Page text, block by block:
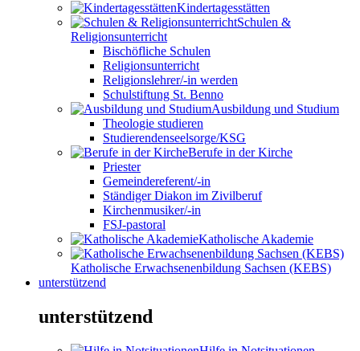
Kindertagesstätten
Schulen &
Religionsunterricht
Bischöfliche Schulen
Religionsunterricht
Religionslehrer/-in werden
Schulstiftung St. Benno
Ausbildung und Studium
Theologie studieren
Studierendenseelsorge/KSG
Berufe in der Kirche
Priester
Gemeindereferent/-in
Ständiger Diakon im Zivilberuf
Kirchenmusiker/-in
FSJ-pastoral
Katholische Akademie
Katholische Erwachsenenbildung Sachsen (KEBS)
unterstützend
unterstützend